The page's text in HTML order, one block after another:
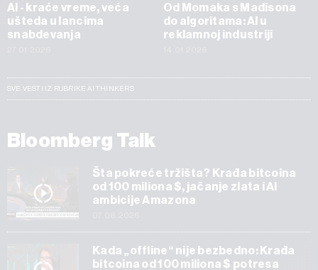
AI - kraće vreme, veća
ušteda u lancima
snabdevanja
Od Momaka s Madisona
do algoritama: AI u
reklamnoj industriji
SVE VESTI IZ RUBRIKE AI THINKERS
Bloomberg Talk
Šta pokreće tržišta? Krađa bitcoina
od 100 miliona $, jačanje zlata i AI
ambicije Amazona
Kada „offline“ nije bezbedno: Krađa
bitcoina od 100 miliona $ potresa